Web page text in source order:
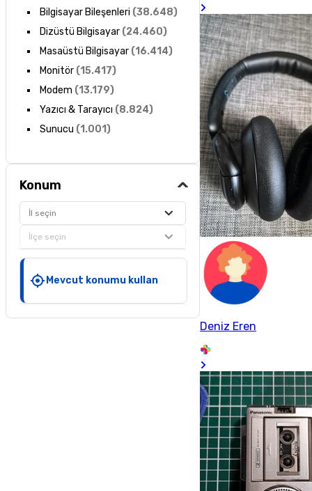
Bilgisayar Bileşenleri (38.648)
Dizüstü Bilgisayar(24.460)
Masaüstü Bilgisayar(16.414)
Monitör(15.417)
Modem (13.179)
Yazıcı & Tarayıcı (8.824)
Sunucu (1.001)
Konum
İl seçin
İlçe seçin
Mevcut konumu kullan
Deniz Eren